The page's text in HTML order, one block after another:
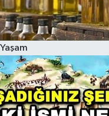
Yaşam